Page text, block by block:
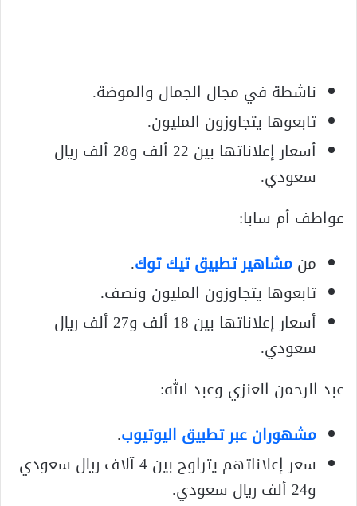
ناشطة في مجال الجمال والموضة.
تابعوها يتجاوزون المليون.
أسعار إعلاناتها بين 22 ألف و28 ألف ريال
سعودي.
عواطف أم سابا:
منمشاهير تطبيق تيك توك.
تابعوها يتجاوزون المليون ونصف.
أسعار إعلاناتها بين 18 ألف و27 ألف ريال
سعودي.
عبد الرحمن العنزي وعبد الله:
مشهوران عبر تطبيق اليوتيوب.
سعر إعلاناتهم يتراوح بين 4 آلاف ريال سعودي
و24 ألف ريال سعودي.